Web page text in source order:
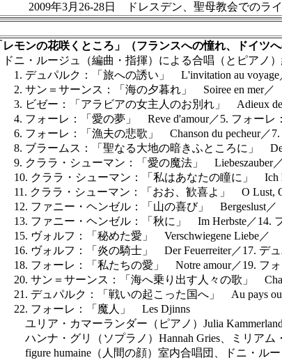
2009年3月26-28日 ドレスデン、聖母教会でのライヴ
レモンの花咲くところ」（フランスへの憧れ、ドイツへ
ニ・ルージュ（編曲・指揮）による合唱（とピアノ
デュパルク：「旅への誘い」 L'invitation au voyage
サン＝サーンス：「海の夕暮れ」 Soiree en mer／
ビゼー：「アラビアの女主人のお別れ」 Adieux de
フォーレ：「愛の夢」 Reve d'amour／5. フォーレ
フォーレ：「漁夫の悲歌」 Chanson du pecheur／
ブラームス：「聖なる大地の暗きふところに」 Dem
クララ・シューマン：「愛の魔法」 Liebeszauber／
クララ・シューマン：「私はあなたの瞳に」 Ich
クララ・シューマン：「おお、歓喜よ」 O Lust,
ファニー・ヘンゼル：「山の喜び」 Bergeslust／
ファニー・ヘンゼル：「秋に」 Im Herbste／14.
ヴォルフ：「秘めた愛」 Verschwiegene Liebe／
ヴォルフ：「炎の騎士」 Der Feuerreiter／17. デ
フォーレ：「私たちの愛」 Notre amour／19. フ
サン＝サーンス：「海へ乗り出す人々の歌」
デュパルク：「戦いの起こった国へ」 Au pays ou
フォーレ：「魔人」 Les Djinns
リア・カマーランダー（ピアノ）Julia
ンナ・グリ（ソプラノ）Hannah Gries、ミリアム・
humaine（人間の顔）室内合唱団、ドニ・ルー